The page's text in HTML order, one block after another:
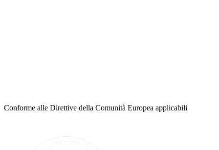
Conforme alle Direttive della Comunità Europea applicabili